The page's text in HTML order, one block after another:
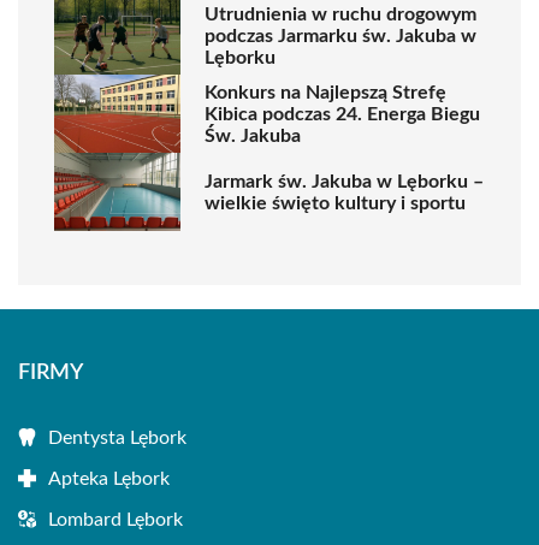
Utrudnienia w ruchu drogowym
podczas Jarmarku św. Jakuba w
Lęborku
Konkurs na Najlepszą Strefę
Kibica podczas 24. Energa Biegu
Św. Jakuba
Jarmark św. Jakuba w Lęborku –
wielkie święto kultury i sportu
FIRMY
Dentysta Lębork
Apteka Lębork
Lombard Lębork